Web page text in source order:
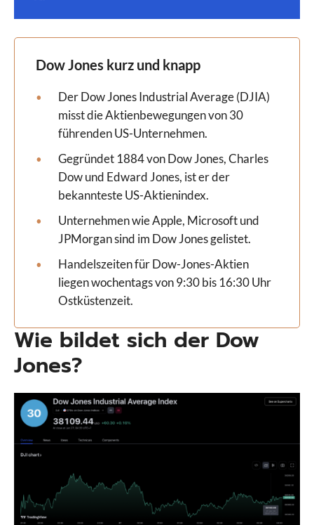
Dow Jones kurz und knapp
Der Dow Jones Industrial Average (DJIA)
misst die Aktienbewegungen von 30
führenden US-Unternehmen.
Gegründet 1884 von Dow Jones, Charles
Dow und Edward Jones, ist er der
bekannteste US-Aktienindex.
Unternehmen wie Apple, Microsoft und
JPMorgan sind im Dow Jones gelistet.
Handelszeiten für Dow-Jones-Aktien
liegen wochentags von 9:30 bis 16:30 Uhr
Ostküstenzeit.
Wie bildet sich der Dow
Jones?